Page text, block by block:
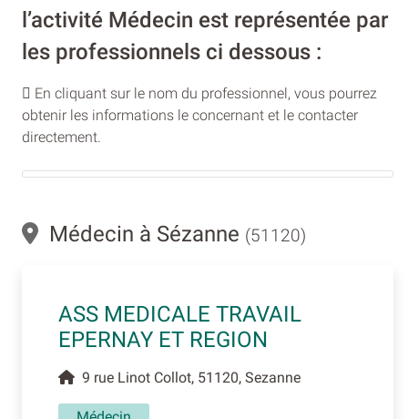
l’activité Médecin est représentée par
les professionnels ci dessous :
En cliquant sur le nom du professionnel, vous pourrez
obtenir les informations le concernant et le contacter
directement.
Médecin à Sézanne (51120)
ASS MEDICALE TRAVAIL
EPERNAY ET REGION
9 rue Linot Collot, 51120, Sezanne